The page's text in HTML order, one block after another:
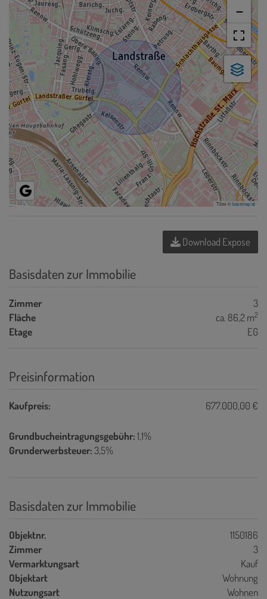
−
Tiles ©basemap.at
Download Expose
Basisdaten zur Immobilie
Zimmer
3
Fläche
ca. 86,2 m2
Etage EG
Preisinformation
Kaufpreis: 677.000,00 €
Grundbucheintragungsgebühr:1,1%
Grunderwerbsteuer:3,5%
Basisdaten zur Immobilie
Objektnr.
1150186
Zimmer
3
Vermarktungsart
Kauf
Objektart
Wohnung
Nutzungsart
Wohnen